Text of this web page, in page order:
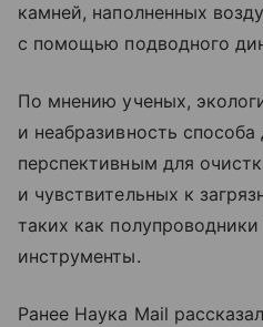
камней, наполненных
с помощью подводного
По мнению ученых,
и неабразивность
перспективным для
и чувствительных к
таких как
инструменты.
Ранее Наука Mail